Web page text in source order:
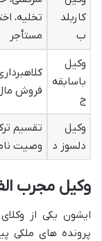
کاربلد
ب
تخلیه،
مستأجر
وکیل
باسابقه
ج
فروش
وکیل
دلسوز د
تقسیم
وصیت
وکیل مجرب
ایشون یکی از
پرونده های ملکی